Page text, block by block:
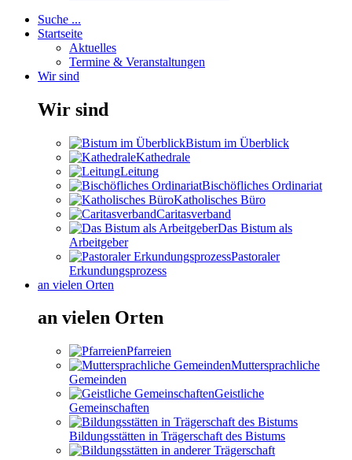
Suche ...
Startseite
Aktuelles
Termine & Veranstaltungen
Wir sind
Wir sind
Bistum im Überblick
Kathedrale
Leitung
Bischöfliches Ordinariat
Katholisches Büro
Caritasverband
Das Bistum als
Arbeitgeber
Pastoraler
Erkundungsprozess
an vielen Orten
an vielen Orten
Pfarreien
Muttersprachliche
Gemeinden
Geistliche
Gemeinschaften
Bildungsstätten in Trägerschaft des Bistums